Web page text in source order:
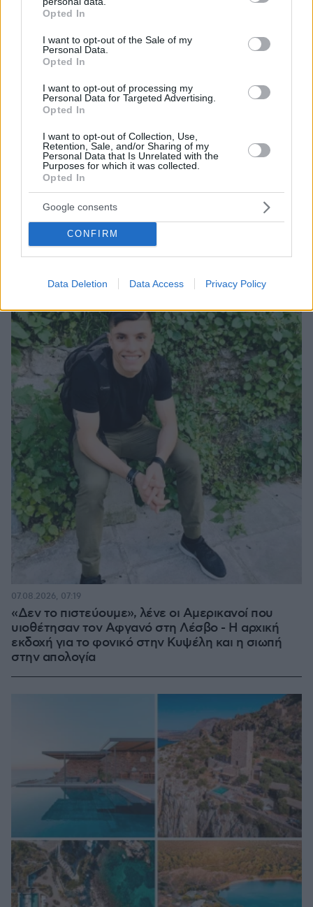
grant or deny consent to Google and its third-party tags to
use your data for below specified purposes in below Google
consent section.
Opted In
I want to opt-out of the Sale of my
Personal Data.
Opted In
I want to opt-out of processing my
Personal Data for Targeted Advertising.
Opted In
I want to opt-out of Collection, Use,
Retention, Sale, and/or Sharing of my
Personal Data that Is Unrelated with the
Purposes for which it was collected.
Opted In
Google consents
CONFIRM
Data Deletion Data Access Privacy Policy
Οικογενειακή τραγωδία στις Σέρρες, μητέρα και
γιος οι νεκροί από την μετωπική φορτηγού με ΙΧ -
Βίντεο ντοκουμέντο από τη στιγμή της
σύγκρουσης
07.08.2026, 09:58
«Δεν το πιστεύουμε», λένε οι Αμερικανοί που
υιοθέτησαν τον Αφγανό στη Λέσβο - Η αρχική
εκδοχή για το φονικό στην Κυψέλη και η σιωπή
στην απολογία
07.08.2026, 07:19